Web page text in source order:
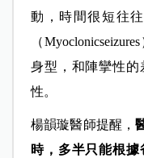
動，時間很短往
（
身型，和陣攣性
性。
楊韻璇醫師提醒，
時，多半只能根